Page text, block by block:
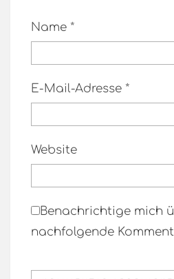
Name *
E-Mail-Adresse *
Website
Benachrichtige mich
nachfolgende